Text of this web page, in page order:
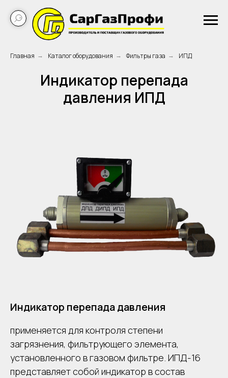
Главная → Каталог оборудования → Фильтры газа → ИПД
Индикатор перепада
давления ИПД
Индикатор перепада давления
применяется для контроля степени
загрязнения, фильтрующего элемента,
установленного в газовом фильтре. ИПД-16
представляет собой индикатор в состав